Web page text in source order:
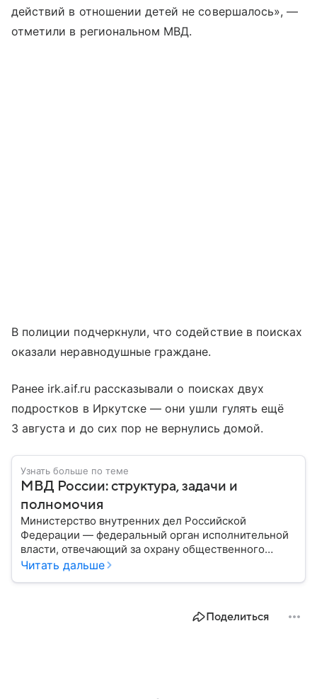
действий в отношении детей не совершалось», —
отметили в региональном МВД.
В полиции подчеркнули, что содействие в поисках
оказали неравнодушные граждане.
Ранее irk.aif.ru рассказывали о поисках двух
подростков в Иркутске — они ушли гулять ещё
3 августа и до сих пор не вернулись домой.
Узнать больше по теме
МВД России: структура, задачи и
полномочия
Министерство внутренних дел Российской
Федерации — федеральный орган исполнительной
власти, отвечающий за охрану общественного
порядка, борьбу с преступностью, обеспечение
России, какие задачи выполняет министерство, как
Читать дальше
Поделиться